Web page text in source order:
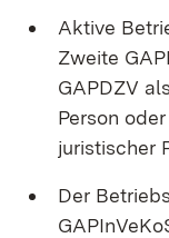
Aktive
Zweite
GAPDZV
Person
juristischer
Der